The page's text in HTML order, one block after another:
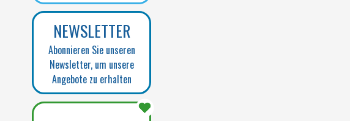
NEWSLETTER
Abonnieren Sie unseren
Newsletter, um unsere
Angebote zu erhalten